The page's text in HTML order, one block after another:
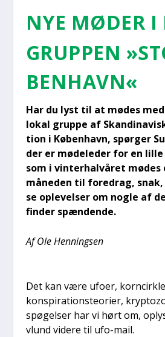
NYE MØDER
GRUP­PEN
BEN­HAVN«
Har du lyst til at mødes
lokal grup­pe af
tion i Køben­havn, spør­ger
der er møde­le­der for en
som i vin­ter­hal­vå­ret mødes
måne­den til fored­rag,
se ople­vel­ser om nog­le af
fin­der spæn­den­de.
Af Ole Hen­nings­en
Det kan være ufo­er,
kon­spira­tions­te­o­ri­er,
spø­gel­ser har vi hørt om,
vlund vide­re til ufo-mail.